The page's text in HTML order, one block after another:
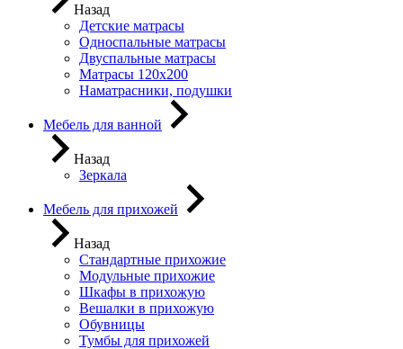
Назад
Детские матрасы
Односпальные матрасы
Двуспальные матрасы
Матрасы 120х200
Наматрасники, подушки
Мебель для ванной
Назад
Зеркала
Мебель для прихожей
Назад
Стандартные прихожие
Модульные прихожие
Шкафы в прихожую
Вешалки в прихожую
Обувницы
Тумбы для прихожей